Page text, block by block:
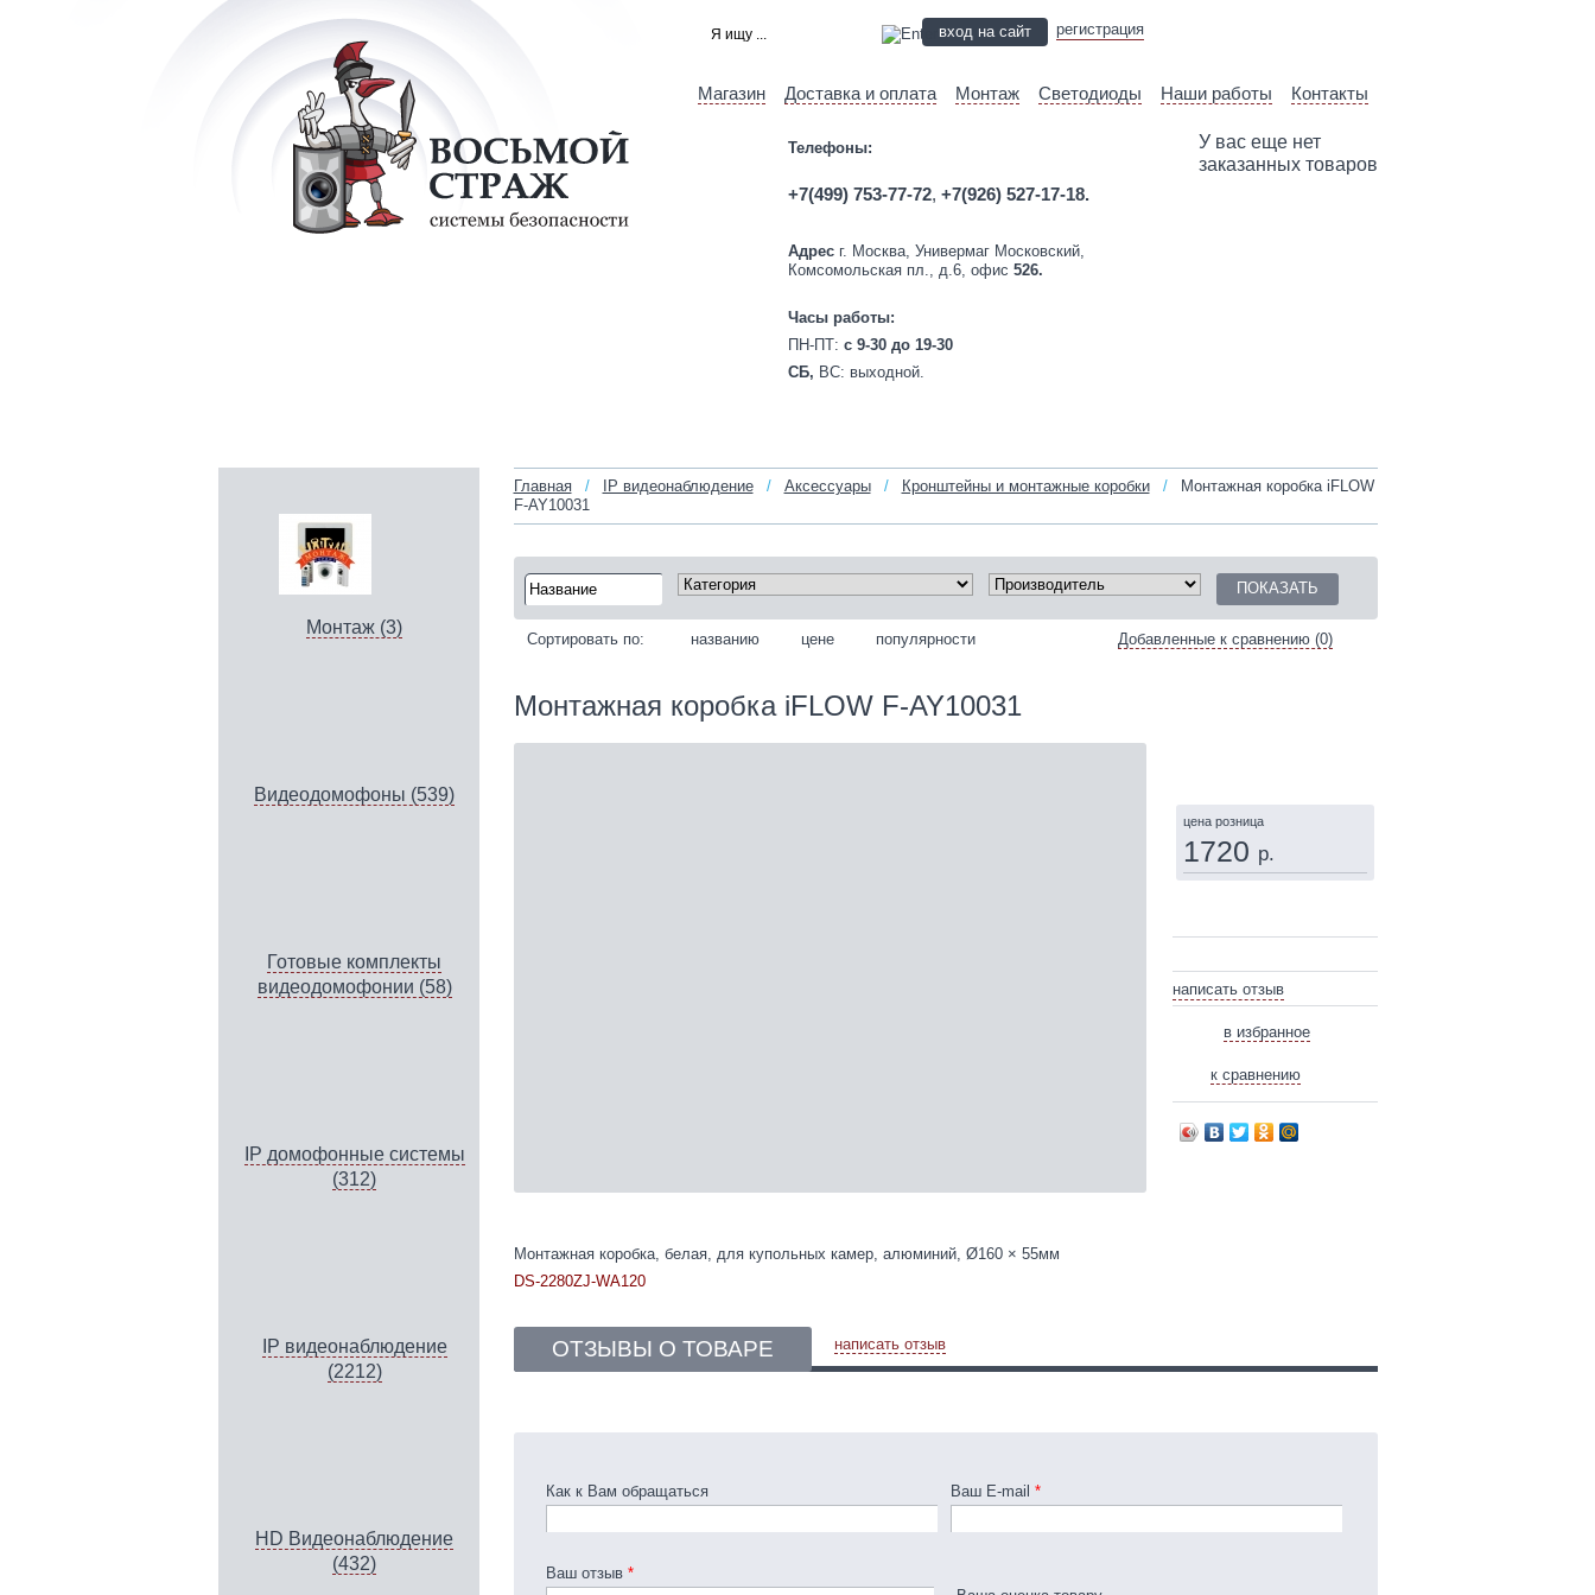
вход на сайт регистрация
Магазин Доставка и оплата Монтаж Светодиоды Наши работы Контакты
У вас еще нет
заказанных товаров
Телефоны:
+7(499) 753-77-72, +7(926) 527-17-18.
Адресг. Москва, Универмаг Московский,
Комсомольская пл., д.6, офис 526.
Часы работы:
ПН-ПТ: c 9-30 до 19-30
СБ, ВС: выходной.
Монтаж (3)
Видеодомофоны (539)
Готовые комплекты
видеодомофонии (58)
IP домофонные системы
(312)
IP видеонаблюдение
(2212)
HD Видеонаблюдение
(432)
Главная / IP видеонаблюдение / Аксессуары / Кронштейны и монтажные коробки /
Монтажная коробка iFLOW
F-AY10031
Добавленные к сравнению (0)
Сортировать по: названию цене популярности
Монтажная коробка iFLOW F-AY10031
цена розница
1720 р.
написать отзыв
в избранное
к сравнению
Монтажная коробка, белая, для купольных камер, алюминий, Ø160 × 55мм
DS-2280ZJ-WA120
ОТЗЫВЫ О ТОВАРЕ написать отзыв
Как к Вам обращаться Ваш E-mail *
Ваш отзыв *